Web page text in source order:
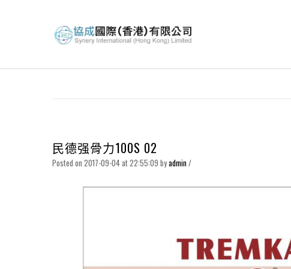
民德强骨力100S 02
Posted on 2017-09-04 at 22:55:09 byadmin/